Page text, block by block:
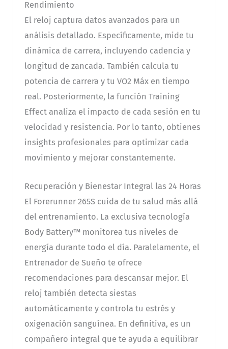
Rendimiento
El reloj captura datos avanzados para un
análisis detallado. Específicamente, mide tu
dinámica de carrera, incluyendo cadencia y
longitud de zancada. También calcula tu
potencia de carrera y tu VO2 Máx en tiempo
real. Posteriormente, la función Training
Effect analiza el impacto de cada sesión en tu
velocidad y resistencia. Por lo tanto, obtienes
insights profesionales para optimizar cada
movimiento y mejorar constantemente.
Recuperación y Bienestar Integral las 24 Horas
El Forerunner 265S cuida de tu salud más allá
del entrenamiento. La exclusiva tecnología
Body Battery™ monitorea tus niveles de
energía durante todo el día. Paralelamente, el
Entrenador de Sueño te ofrece
recomendaciones para descansar mejor. El
reloj también detecta siestas
automáticamente y controla tu estrés y
oxigenación sanguínea. En definitiva, es un
compañero integral que te ayuda a equilibrar